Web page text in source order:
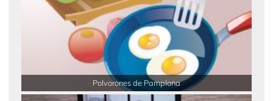
Polvorones de Pamplona